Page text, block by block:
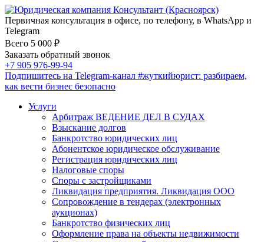
Первичная консультация в офисе, по телефону, в WhatsApp и
Telegram
Всего 5 000 ₽
Заказать обратный звонок
+7 905 976-99-94
Подпишитесь на Telegram-канал #жуткийюрист: разбираем,
как вести бизнес безопасно
Услуги
Арбитраж ВЕДЕНИЕ ДЕЛ В СУДАХ
Взыскание долгов
Банкротство юридических лиц
Абонентское юридическое обслуживание
Регистрация юридических лиц
Налоговые споры
Споры с застройщиками
Ликвидация предприятия. Ликвидация ООО
Сопровождение в тендерах (электронных
аукционах)
Банкротство физических лиц
Оформление права на объекты недвижимости